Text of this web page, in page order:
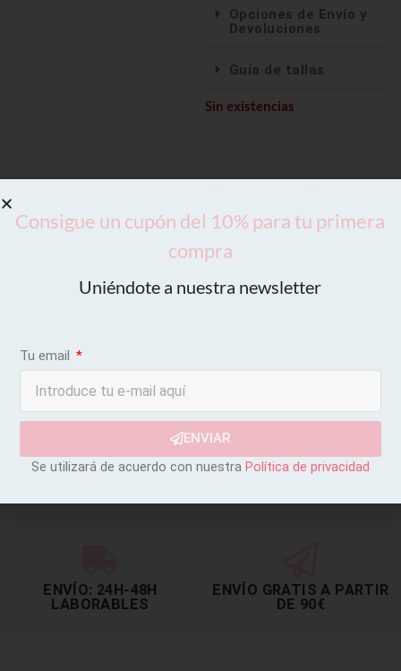
Opciones de Envío y
Devoluciones
Guía de tallas
Sin existencias
ENVÍO: 24H-48H
LABORABLES
ENVÍO GRATIS A PARTIR
DE 90€
Consigue un cupón del 10% para tu primera
compra
Uniéndote a nuestra newsletter
Tu email
ENVIAR
Se utilizará de acuerdo con nuestra Política de privacidad